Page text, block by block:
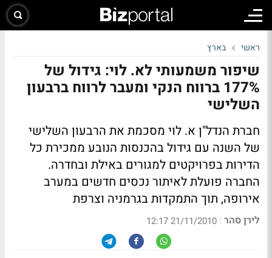
ראשי בארץ
שיפור משמעותי לא. לוי: גידול של
177% ברווח הנקי ומעבר לרווח ברבעון
השלישי
חברת הנדל"ן א. לוי מסכמת את הרבעון השלישי
של השנה עם גידול בהכנסות הנובע ממכירת כל
הדירות בפרויקטים למגורים באילת ובחדרה.
החברה פועלת לאיתור נכסים חדשים במערב
אירופה, תוך התמקדות בגרמניה וצרפת
לירן סהר |
21/11/2010 12:17